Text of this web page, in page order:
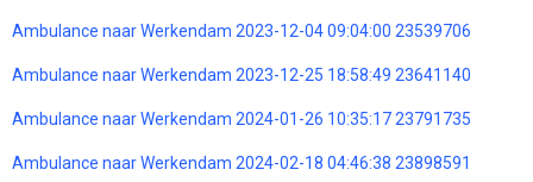
Ambulance naar Werkendam 2023-12-04 09:04:00 23539706
Ambulance naar Werkendam 2023-12-25 18:58:49 23641140
Ambulance naar Werkendam 2024-01-26 10:35:17 23791735
Ambulance naar Werkendam 2024-02-18 04:46:38 23898591